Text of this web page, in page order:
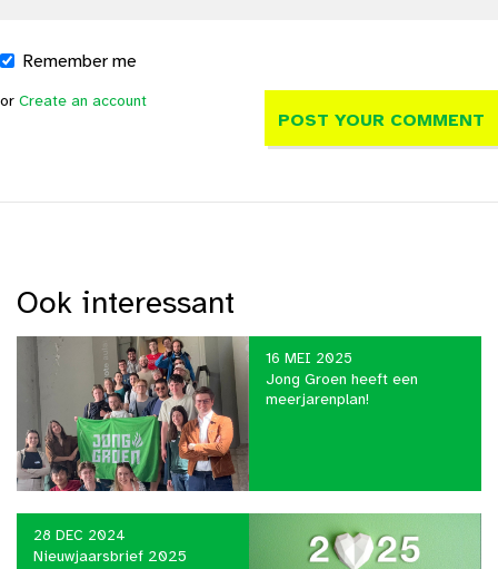
Remember me
or Create an account
Ook interessant
16 MEI 2025
Jong Groen heeft een
meerjarenplan!
28 DEC 2024
Nieuwjaarsbrief 2025